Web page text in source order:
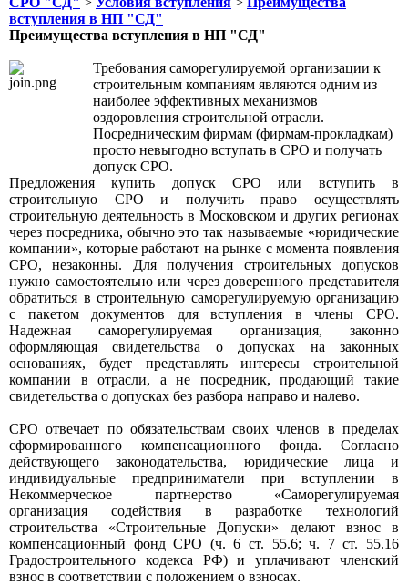
вступления в НП "СД"
Преимущества вступления в НП "СД"
Требования саморегулируемой организации к
строительным компаниям являются одним из
наиболее эффективных механизмов
оздоровления строительной отрасли.
Посредническим фирмам (фирмам-прокладкам)
просто невыгодно вступать в СРО и получать
допуск СРО.
Предложения купить допуск СРО или вступить в
строительную СРО и получить право осуществлять
строительную деятельность в Московском и других регионах
через посредника, обычно это так называемые «юридические
компании», которые работают на рынке с момента появления
СРО, незаконны. Для получения строительных допусков
нужно самостоятельно или через доверенного представителя
обратиться в строительную саморегулируемую организацию
с пакетом документов для вступления в члены СРО.
Надежная саморегулируемая организация, законно
оформляющая свидетельства о допусках на законных
основаниях, будет представлять интересы строительной
компании в отрасли, а не посредник, продающий такие
свидетельства о допусках без разбора направо и налево.
СРО отвечает по обязательствам своих членов в пределах
сформированного компенсационного фонда. Согласно
действующего законодательства, юридические лица и
индивидуальные предприниматели при вступлении в
Некоммерческое партнерство «Саморегулируемая
организация содействия в разработке технологий
строительства «Строительные Допуски» делают взнос в
компенсационный фонд СРО (ч. 6 ст. 55.6; ч. 7 ст. 55.16
Градостроительного кодекса РФ) и уплачивают членский
взнос в соответствии с положением о взносах.